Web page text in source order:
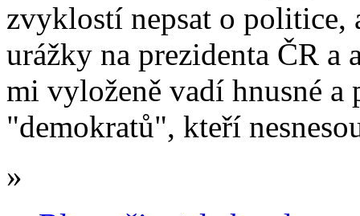
zvyklostí nepsat o politice,
urážky na prezidenta ČR
mi vyloženě vadí hnusné a
"demokratů", kteří
»